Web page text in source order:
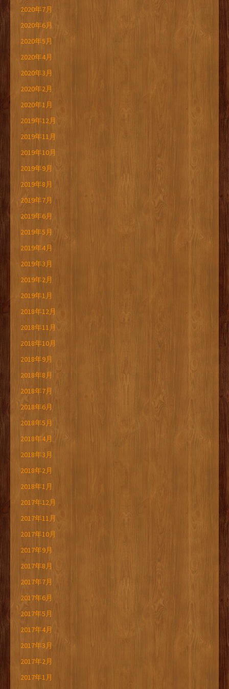
2020年7月
2020年6月
2020年5月
2020年4月
2020年3月
2020年2月
2020年1月
2019年12月
2019年11月
2019年10月
2019年9月
2019年8月
2019年7月
2019年6月
2019年5月
2019年4月
2019年3月
2019年2月
2019年1月
2018年12月
2018年11月
2018年10月
2018年9月
2018年8月
2018年7月
2018年6月
2018年5月
2018年4月
2018年3月
2018年2月
2018年1月
2017年12月
2017年11月
2017年10月
2017年9月
2017年8月
2017年7月
2017年6月
2017年5月
2017年4月
2017年3月
2017年2月
2017年1月